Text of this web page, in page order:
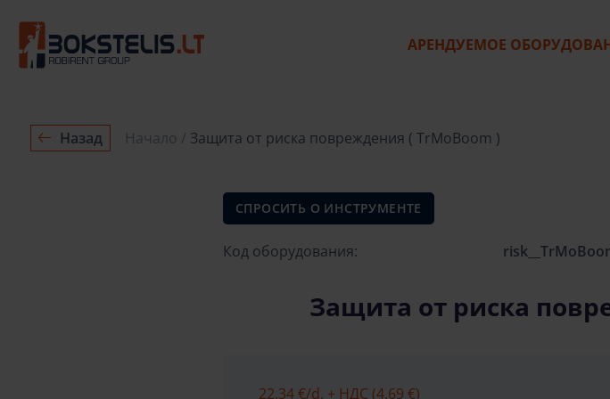
АРЕНДУЕМОЕ
Назад Начало Защита от риска повреждения ( TrMoBoom )
СПРОСИТЬ О ИНСТРУМЕНТЕ
Код оборудования:
Защита от риска
22.34 €/d. + НДС (4.69 €)